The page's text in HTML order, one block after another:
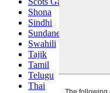
Shona
Sindhi
Sundanese
Swahili
Tajik
Tamil
Telugu
Thai